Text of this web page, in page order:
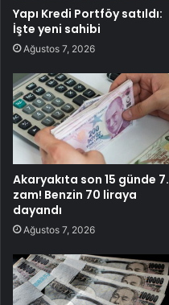
Yapı Kredi Portföy satıldı:
İşte yeni sahibi
Ağustos 7, 2026
Akaryakıta son 15 günde 7.
zam! Benzin 70 liraya
dayandı
Ağustos 7, 2026